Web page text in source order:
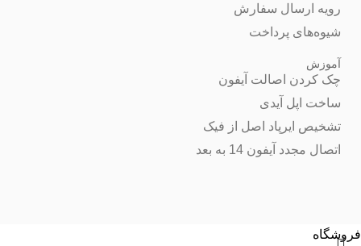
رویه ارسال سفارش
شیوه‌های پرداخت
آموزش
چک کردن اصالت آیفون
ساخت اپل آیدی
تشخیص ایرپاد اصل از فیک
اتصال مجدد آیفون 14 به بعد
فروشگاه